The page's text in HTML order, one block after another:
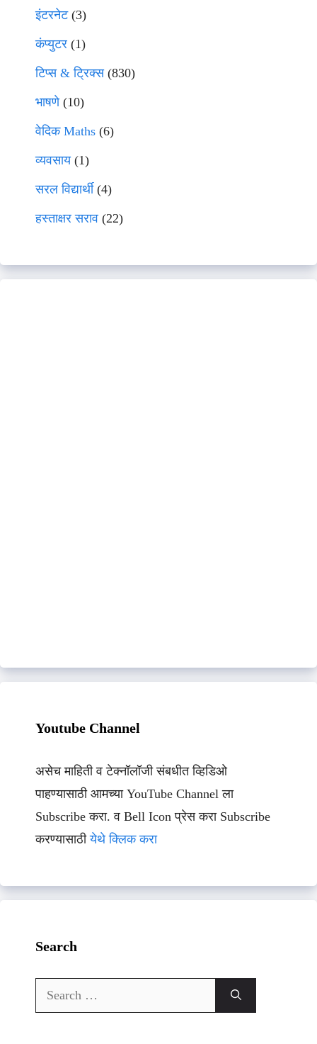
इंटरनेट(3)
कंप्युटर (1)
टिप्स & ट्रिक्स(830)
भाषणे(10)
वेदिक Maths (6)
व्यवसाय(1)
सरल विद्यार्थी(4)
हस्ताक्षर सराव (22)
Youtube Channel
असेच माहिती व टेक्नॉलॉजी संबधीत व्हिडिओ
पाहण्यासाठी आमच्या YouTube Channel ला
Subscribe करा. व Bell Icon प्रेस करा Subscribe
करण्यासाठीयेथे क्लिक करा
Search
Search
for: